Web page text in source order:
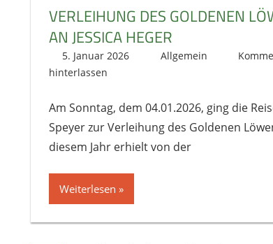
VERLEIHUNG DES GOLDENEN
AN JESSICA HEGER
5. Januar 2026 literat@kikage.de
Allgemein
hinterlassen
Am Sonntag, dem 04.01.2026, ging die
Speyer zur Verleihung des Goldenen
diesem Jahr erhielt von der
Weiterlesen